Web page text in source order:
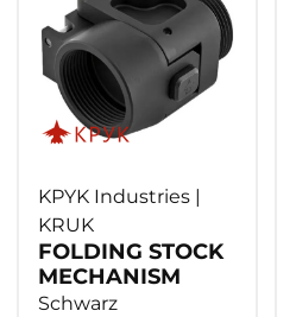
KPYK Industries |
KRUK
FOLDING STOCK
MECHANISM
Schwarz